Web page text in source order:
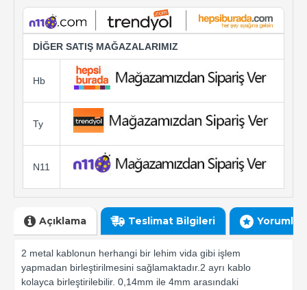
DİĞER SATIŞ MAĞAZALARIMIZ
Hb
Ty
N11
Açıklama Teslimat Bilgileri Yorumlar
2 metal kablonun herhangi bir lehim vida gibi işlem
yapmadan birleştirilmesini sağlamaktadır.2 ayrı kablo
kolayca birleştirilebilir. 0,14mm ile 4mm arasındaki